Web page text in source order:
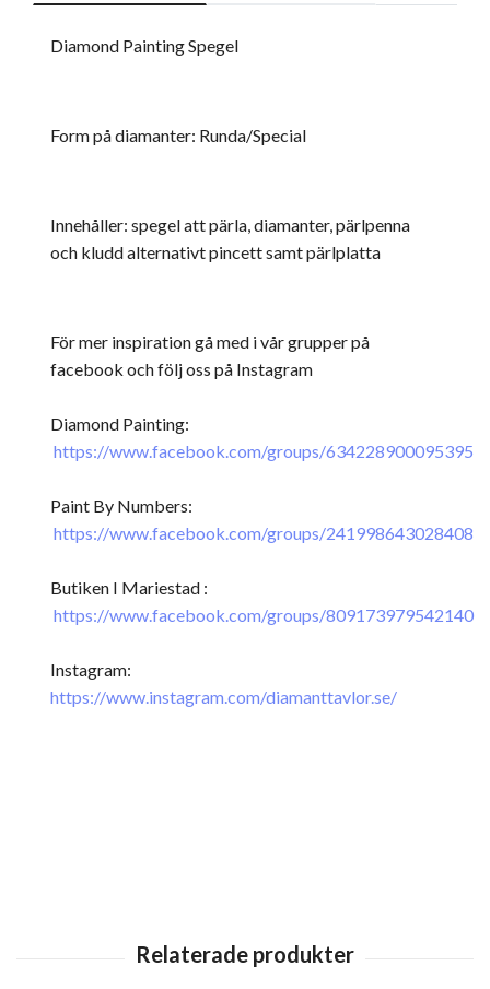
Diamond Painting Spegel
Form på diamanter: Runda/Special
Innehåller: spegel att pärla, diamanter, pärlpenna
och kludd alternativt pincett samt pärlplatta
För mer inspiration gå med i vår grupper på
facebook och följ oss på Instagram
Diamond Painting:
https://www.facebook.com/groups/634228900095395
Paint By Numbers:
https://www.facebook.com/groups/241998643028408
Butiken I Mariestad :
https://www.facebook.com/groups/809173979542140
Instagram:
https://www.instagram.com/diamanttavlor.se/